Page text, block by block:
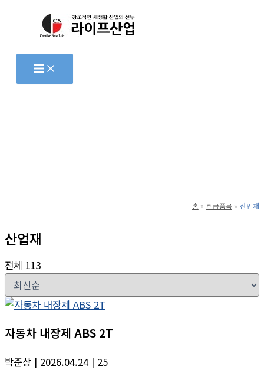
홈 취급품목 산업재
산업재
전체 113
자동차 내장제 ABS 2T
박준상 | 2026.04.24 | 25